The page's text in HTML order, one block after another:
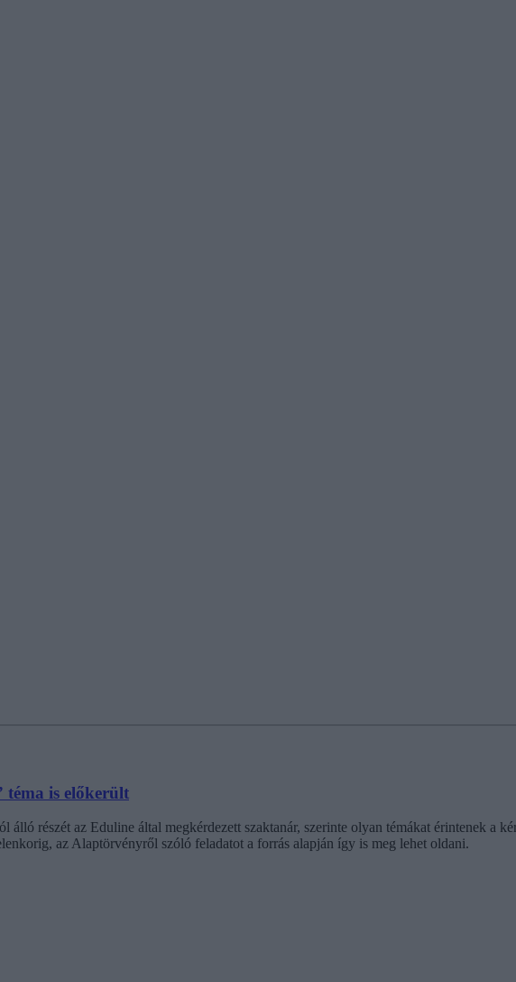
téma is előkerült
részét az Eduline által megkérdezett szaktanár, szerinte olyan témákat érintenek a
az Alaptörvényről szóló feladatot a forrás alapján így is meg lehet oldani.